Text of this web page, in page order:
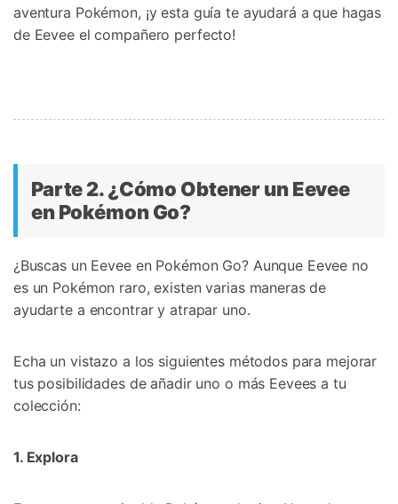
aventura Pokémon, ¡y esta guía te ayudará a que hagas
de Eevee el compañero perfecto!
Parte 2. ¿Cómo Obtener un Eevee
en Pokémon Go?󠀲󠀡󠀨󠀠󠀢󠀣󠀢󠀤󠀡󠀳
󠀰¿Buscas un Eevee en Pokémon Go?󠀲󠀡󠀨󠀠󠀢󠀣󠀢󠀩󠀧󠀳󠀰 Aunque Eevee no
es un Pokémon raro, existen varias maneras de
ayudarte a encontrar y atrapar uno.󠀲󠀡󠀨󠀠󠀢󠀣󠀢󠀩󠀨󠀳
Echa un vistazo a los siguientes métodos para mejorar
tus posibilidades de añadir uno o más Eevees a tu
colección:󠀲󠀡󠀨󠀠󠀢󠀣󠀢󠀩󠀩
1. Explora